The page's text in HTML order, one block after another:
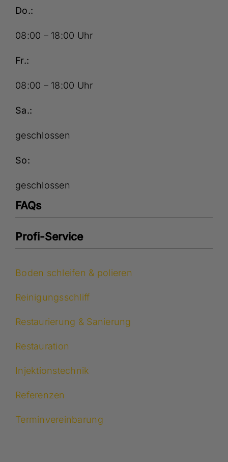
Do.:
08:00 – 18:00 Uhr
Fr.:
08:00 – 18:00 Uhr
Sa.:
geschlossen
So:
geschlossen
FAQs
Profi-Service
Boden schleifen & polieren
Reinigungsschliff
Restaurierung & Sanierung
Restauration
Injektionstechnik
Referenzen
Terminvereinbarung